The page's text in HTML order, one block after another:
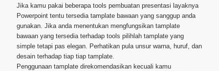
Jika kamu pakai beberapa tools pembuatan presentasi layaknya
Powerpoint tentu tersedia tamplate bawaan yang sanggup anda
gunakan. Jika anda menentukan mengfungsikan tamplate
bawaan yang tersedia terhadap tools pilihlah tamplate yang
simple tetapi pas elegan. Perhatikan pula unsur warna, huruf, dan
desain terhadap tiap tiap tamplate.
Penggunaan tamplate direkomendasikan kecuali kamu